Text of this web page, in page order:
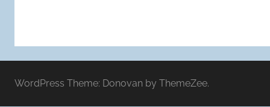
WordPress Theme: Donovan by ThemeZee.